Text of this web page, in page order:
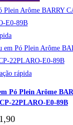
rápida
Pó Plein Arôme
22PLARO-E0-89B